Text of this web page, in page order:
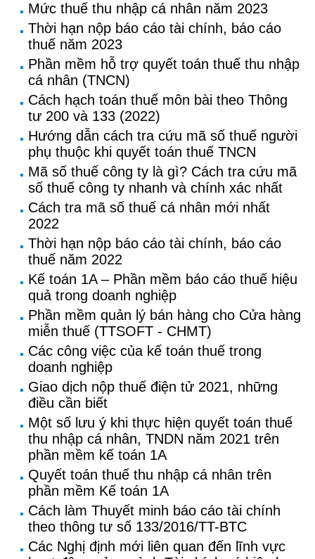
Mức thuế thu nhập cá nhân năm 2023
Thời hạn nộp báo cáo tài chính, báo cáo
thuế năm 2023
Phần mềm hỗ trợ quyết toán thuế thu nhập
cá nhân (TNCN)
Cách hạch toán thuế môn bài theo Thông
tư 200 và 133 (2022)
Hướng dẫn cách tra cứu mã số thuế người
phụ thuộc khi quyết toán thuế TNCN
Mã số thuế công ty là gì? Cách tra cứu mã
số thuế công ty nhanh và chính xác nhất
Cách tra mã số thuế cá nhân mới nhất
2022
Thời hạn nộp báo cáo tài chính, báo cáo
thuế năm 2022
Kế toán 1A – Phần mềm báo cáo thuế hiệu
quả trong doanh nghiệp
Phần mềm quản lý bán hàng cho Cửa hàng
miễn thuế (TTSOFT - CHMT)
Các công việc của kế toán thuế trong
doanh nghiệp
Giao dịch nộp thuế điện tử 2021, những
điều cần biết
Một số lưu ý khi thực hiện quyết toán thuế
thu nhập cá nhân, TNDN năm 2021 trên
phần mềm kế toán 1A
Quyết toán thuế thu nhập cá nhân trên
phần mềm Kế toán 1A
Cách làm Thuyết minh báo cáo tài chính
theo thông tư số 133/2016/TT-BTC
Các Nghị định mới liên quan đến lĩnh vực